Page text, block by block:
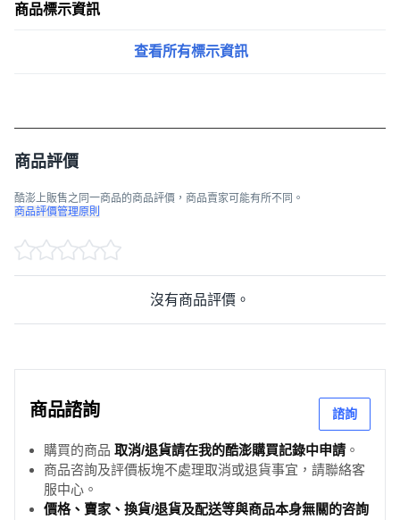
商品標示資訊
查看所有標示資訊
商品評價
酷澎上販售之同一商品的商品評價，商品賣家可能有所不同。
商品評價管理原則
沒有商品評價。
商品諮詢 諮詢
購買的商品 取消/退貨請在我的酷澎購買記錄中申請 。
商品咨詢及評價板塊不處理取消或退貨事宜，請聯絡客
服中心。
價格、賣家、換貨/退貨及配送等與商品本身無關的咨詢